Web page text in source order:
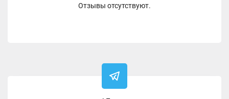
Отзывы отсутствуют.